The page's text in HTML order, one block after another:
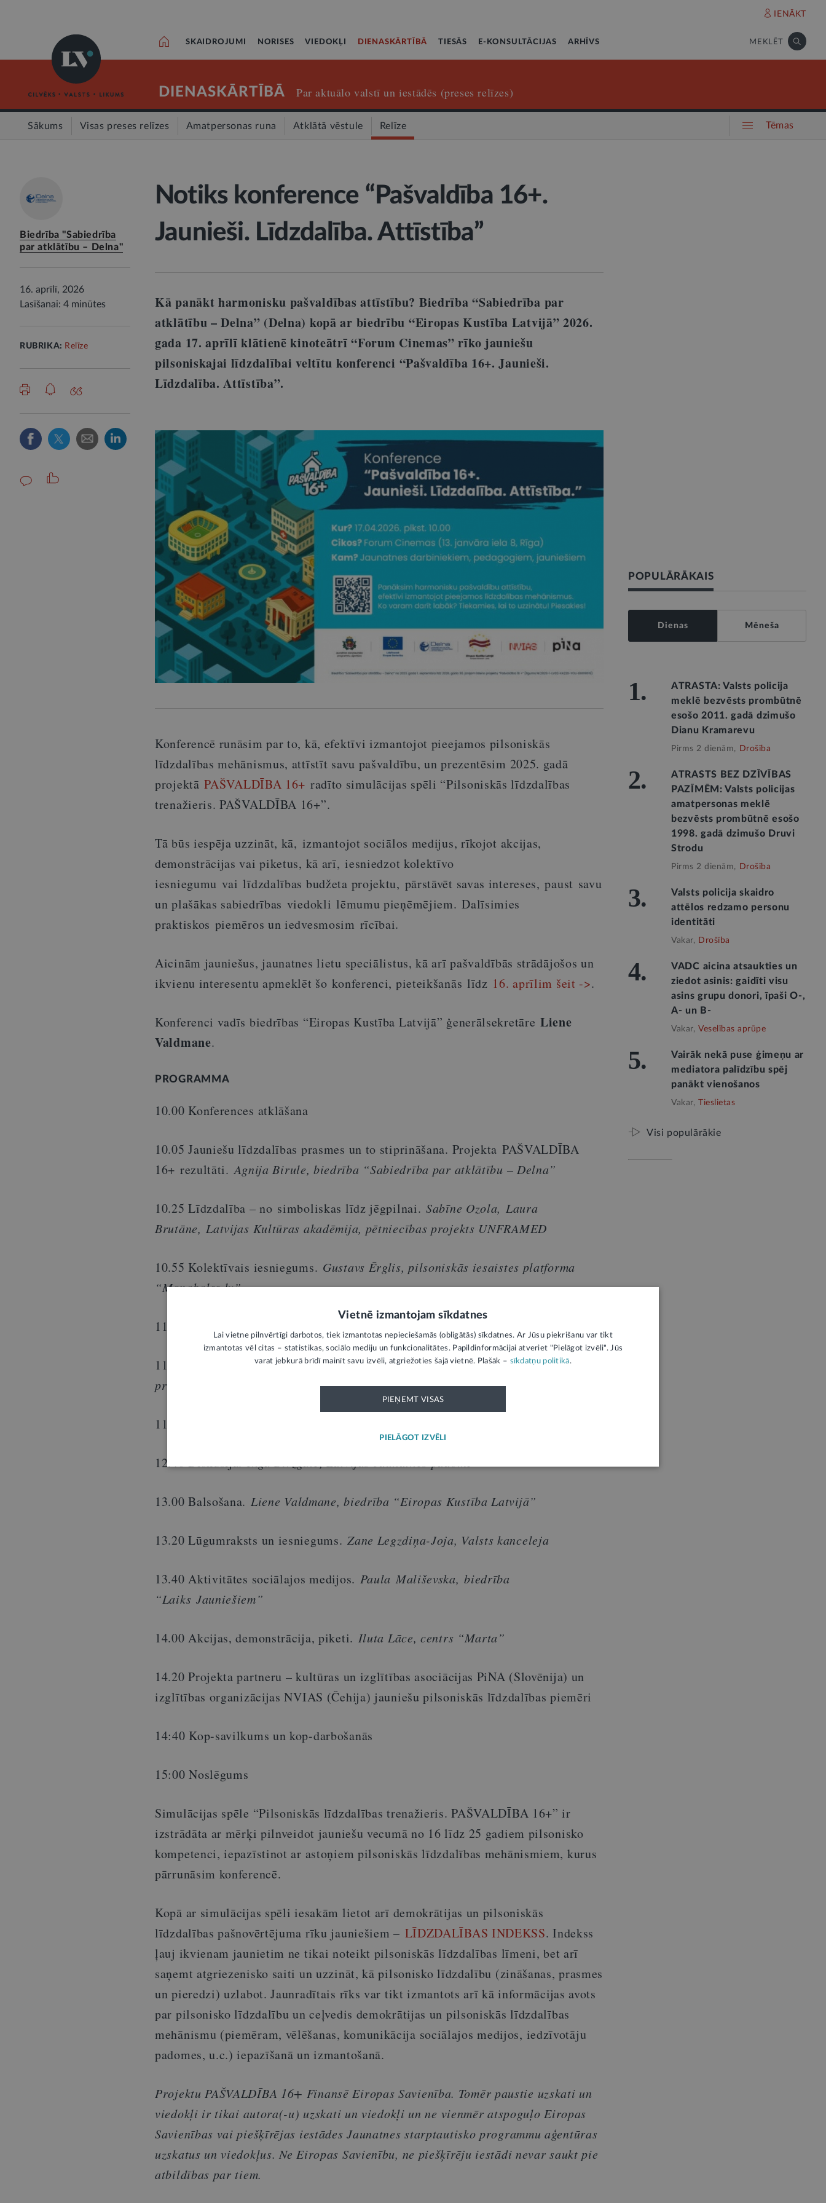
IENĀKT
SKAIDROJUMI NORISES VIEDOKĻI DIENASKĀRTĪBĀ TIESĀS E-KONSULTĀCIJAS ARHĪVS MEKLĒT
DIENASKĀRTĪBĀ Par aktuālo valstī un iestādēs (preses relīzes)
Sākums Visas preses relīzes Amatpersonas runa Atklātā vēstule Relīze Tēmas
Biedrība "Sabiedrība
par atklātību – Delna"
16. aprīlī, 2026
Lasīšanai: 4 minūtes
RUBRIKA: Relīze
Notiks konference “Pašvaldība 16+.
Jaunieši. Līdzdalība. Attīstība”
Kā panākt harmonisku pašvaldības attīstību? Biedrība “Sabiedrība par
atklātību – Delna” (Delna) kopā ar biedrību “Eiropas Kustība Latvijā” 2026.
gada 17. aprīlī klātienē kinoteātrī “Forum Cinemas” rīko jauniešu
pilsoniskajai līdzdalībai veltītu konferenci “Pašvaldība 16+. Jaunieši.
Līdzdalība. Attīstība”.
Konferencē runāsim par to, kā, efektīvi izmantojot pieejamos pilsoniskās
līdzdalības mehānismus, attīstīt savu pašvaldību, un prezentēsim 2025. gadā
projektā PAŠVALDĪBA 16+ radīto simulācijas spēli “Pilsoniskās līdzdalības
trenažieris. PAŠVALDĪBA 16+”.
Tā būs iespēja uzzināt, kā, izmantojot sociālos medijus, rīkojot akcijas,
demonstrācijas vai piketus, kā arī, iesniedzot kolektīvo
iesniegumu vai līdzdalības budžeta projektu, pārstāvēt savas intereses, paust savu
un plašākas sabiedrības viedokli lēmumu pieņēmējiem. Dalīsimies
praktiskos piemēros un iedvesmosim rīcībai.
Aicinām jauniešus, jaunatnes lietu speciālistus, kā arī pašvaldībās strādājošos un
ikvienu interesentu apmeklēt šo konferenci, pieteikšanās līdz 16. aprīlim šeit ->.
Konferenci vadīs biedrības “Eiropas Kustība Latvijā” ģenerālsekretāre Liene
Valdmane.
PROGRAMMA
10.00 Konferences atklāšana
10.05 Jauniešu līdzdalības prasmes un to stiprināšana. Projekta PAŠVALDĪBA
16+ rezultāti.Agnija Birule, biedrība “Sabiedrība par atklātību – Delna”
10.25 Līdzdalība – no simboliskas līdz jēgpilnai. Sabīne Ozola, Laura
Brutāne, Latvijas Kultūras akadēmija, pētniecības projekts UNFRAMED
10.55 Kolektīvais iesniegums. Gustavs Ērglis, pilsoniskās iesaistes platforma
“Manabalss.lv”
11.15 Līdzdalības budžets. Gatis Štolcers, Rīgas Apkaimju iedzīvotāju centrs
11.35 Kandidēšana vēlēšanās.Dāvids Rubens, Līvānu novada domes
priekšsēdētājs
11.55 Pusdienas
12.40 Diskusija.
13.00 Balsošana. Liene Valdmane, biedrība “Eiropas Kustība Latvijā”
13.20 Lūgumraksts un iesniegums. Zane Legzdiņa-Joja, Valsts kanceleja
13.40 Aktivitātes sociālajos medijos. Paula Mališevska, biedrība
“Laiks Jauniešiem”
14.00 Akcijas, demonstrācija, piketi. Iluta Lāce, centrs “Marta”
14.20 Projekta partneru – kultūras un izglītības asociācijas PiNA (Slovēnija) un
izglītības organizācijas NVIAS (Čehija) jauniešu pilsoniskās līdzdalības piemēri
14:40 Kop-savilkums un kop-darbošanās
15:00 Noslēgums
Simulācijas spēle “Pilsoniskās līdzdalības trenažieris. PAŠVALDĪBA 16+” ir
izstrādāta ar mērķi pilnveidot jauniešu vecumā no 16 līdz 25 gadiem pilsonisko
kompetenci, iepazīstinot ar astoņiem pilsoniskās līdzdalības mehānismiem, kurus
pārrunāsim konferencē.
Kopā ar simulācijas spēli iesakām lietot arī demokrātijas un pilsoniskās
līdzdalības pašnovērtējuma rīku jauniešiem – LĪDZDALĪBAS INDEKSS. Indekss
ļauj ikvienam jaunietim ne tikai noteikt pilsoniskās līdzdalības līmeni, bet arī
saņemt atgriezenisko saiti un uzzināt, kā pilsonisko līdzdalību (zināšanas, prasmes
un pieredzi) uzlabot. Jaunradītais rīks var tikt izmantots arī kā informācijas avots
par pilsonisko līdzdalību un ceļvedis demokrātijas un pilsoniskās līdzdalības
mehānismu (piemēram, vēlēšanas, komunikācija sociālajos medijos, iedzīvotāju
padomes, u.c.) iepazīšanā un izmantošanā.
Projektu PAŠVALDĪBA 16+ Finansē Eiropas Savienība. Tomēr paustie uzskati un
viedokļi ir tikai autora(-u) uzskati un viedokļi un ne vienmēr atspoguļo Eiropas
Savienības vai piešķīrējas iestādes Jaunatnes starptautisko programmu aģentūras
uzskatus un viedokļus. Ne Eiropas Savienību, ne piešķīrēju iestādi nevar saukt pie
atbildības par tiem.
POPULĀRĀKAIS
Dienas Mēneša
1.
ATRASTA: Valsts policija
meklē bezvēsts prombūtnē
esošo 2011. gadā dzimušo
Dianu Kramarevu
Pirms 2 dienām, Drošība
2.
ATRASTS BEZ DZĪVĪBAS
PAZĪMĒM: Valsts policijas
amatpersonas meklē
bezvēsts prombūtnē esošo
1998. gadā dzimušo Druvi
Strodu
Pirms 2 dienām, Drošība
3.
Valsts policija skaidro
attēlos redzamo personu
identitāti
Vakar, Drošība
4.
VADC aicina atsaukties un
ziedot asinis: gaidīti visu
asins grupu donori, īpaši O-,
A- un B-
Vakar, Veselības aprūpe
5.
Vairāk nekā puse ģimeņu ar
mediatora palīdzību spēj
panākt vienošanos
Vakar, Tieslietas
Visi populārākie
Vietnē izmantojam sīkdatnes
Lai vietne pilnvērtīgi darbotos, tiek izmantotas nepieciešamās (obligātās) sīkdatnes. Ar Jūsu piekrišanu var tikt
izmantotas vēl citas – statistikas, sociālo mediju un funkcionalitātes. Papildinformācijai atveriet "Pielāgot izvēli". Jūs
varat jebkurā brīdī mainīt savu izvēli, atgriežoties šajā vietnē. Plašāk – sīkdatņu politikā.
PIEŅEMT VISAS
PIELĀGOT IZVĒLI